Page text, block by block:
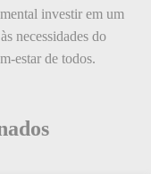
investir em um
necessidades do
estar de todos.